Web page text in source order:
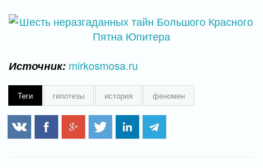
Источник: mirkosmosa.ru
Теги гипотезы история феномен